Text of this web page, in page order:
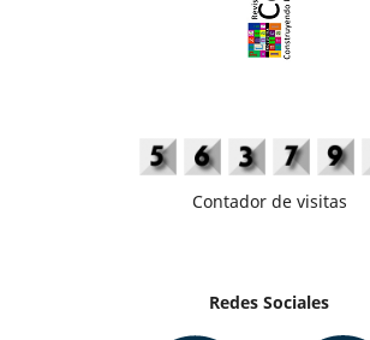
Contador de visitas
Redes Sociales